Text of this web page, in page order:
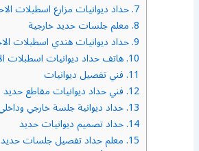
7. حداد ديوانيات مزارع اسطبلات
8. معلم جلسات حديد خارجية
9. حداد ديوانيات هندي اسطبلات
10. هاتف حداد ديوانيات اسطبلات
11. فني تفصيل ديوانيات
12. فني حداد ديوانيات مقاطع حديد
13. حداد ديوانية جلسة خارجي
14. حداد تصميم ديوانيات حديد
15. معلم حداد تفصيل جلسات حديد